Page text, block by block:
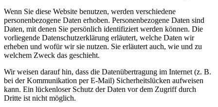
Wenn Sie diese Website benutzen, werden verschiedene
personenbezogene Daten erhoben. Personenbezogene Daten sind
Daten, mit denen Sie persönlich identifiziert werden können. Die
vorliegende Datenschutzerklärung erläutert, welche Daten wir
erheben und wofür wir sie nutzen. Sie erläutert auch, wie und zu
welchem Zweck das geschieht.
Wir weisen darauf hin, dass die Datenübertragung im Internet (z. B.
bei der Kommunikation per E-Mail) Sicherheitslücken aufweisen
kann. Ein lückenloser Schutz der Daten vor dem Zugriff durch
Dritte ist nicht möglich.